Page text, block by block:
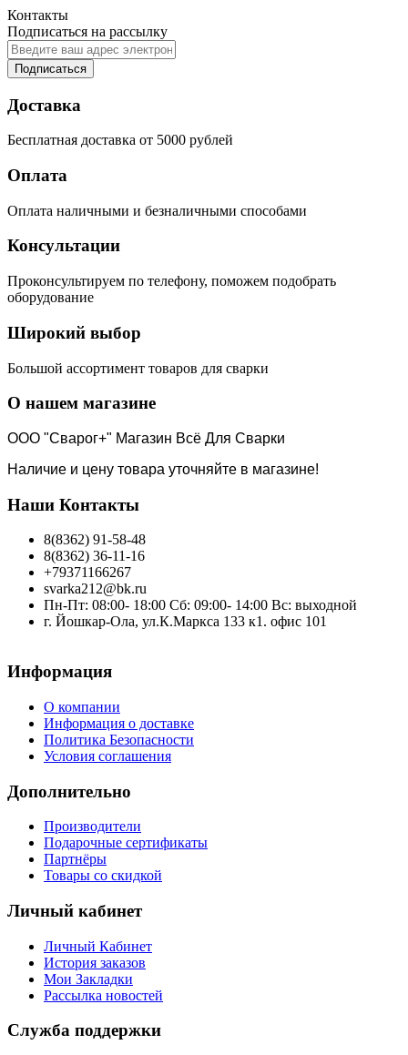
Контакты
Подписаться на рассылку
Подписаться
Доставка
Бесплатная доставка от 5000 рублей
Оплата
Оплата наличными и безналичными способами
Консультации
Проконсультируем по телефону, поможем подобрать
оборудование
Широкий выбор
Большой ассортимент товаров для сварки
О нашем магазине
ООО "Сварог+" Магазин Всё Для Сварки
Наличие и цену товара уточняйте в магазине!
Наши Контакты
8(8362) 91-58-48
8(8362) 36-11-16
+79371166267
svarka212@bk.ru
Пн-Пт: 08:00- 18:00 Сб: 09:00- 14:00 Вс: выходной
г. Йошкар-Ола, ул.К.Маркса 133 к1. офис 101
Информация
О компании
Информация о доставке
Политика Безопасности
Условия соглашения
Дополнительно
Производители
Подарочные сертификаты
Партнёры
Товары со скидкой
Личный кабинет
Личный Кабинет
История заказов
Мои Закладки
Рассылка новостей
Служба поддержки